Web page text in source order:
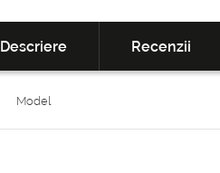
Descriere Recenzii
Model